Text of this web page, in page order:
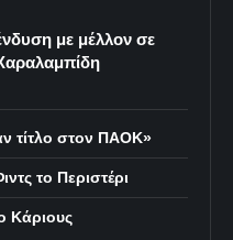
με μέλλον σε
τίτλο στον ΠΑΟΚ»
το Περιστέρι
Κάριους